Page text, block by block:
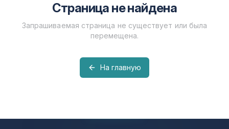
Страница не найдена
Запрашиваемая страница не существует или была
перемещена.
На главную